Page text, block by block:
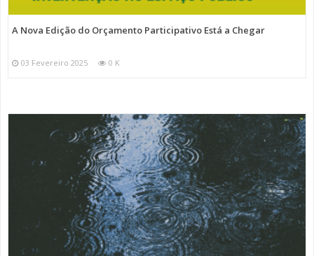
A Nova Edição do Orçamento Participativo Está a Chegar
03 Fevereiro 2025 0 K